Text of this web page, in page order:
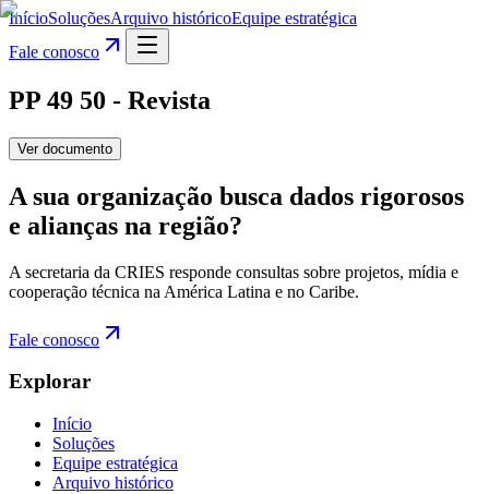
InícioSoluçõesArquivo históricoEquipe estratégica
Fale conosco
PP 49 50 - Revista
Ver documento
A sua organização busca dados rigorosos
e alianças na região?
A secretaria da CRIES responde consultas sobre projetos, mídia e
cooperação técnica na América Latina e no Caribe.
Fale conosco
Explorar
Início
Soluções
Equipe estratégica
Arquivo histórico